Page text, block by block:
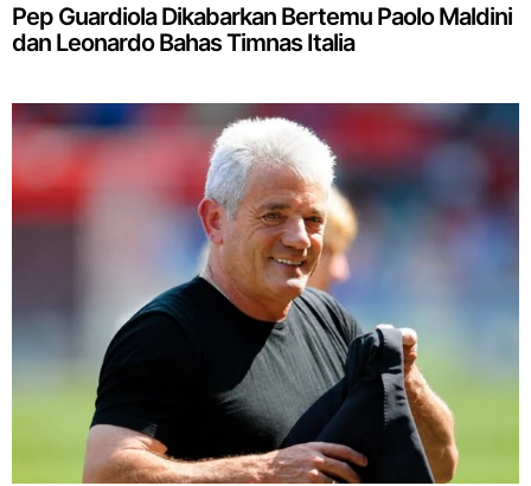
Pep Guardiola Dikabarkan Bertemu Paolo Maldini
dan Leonardo Bahas Timnas Italia